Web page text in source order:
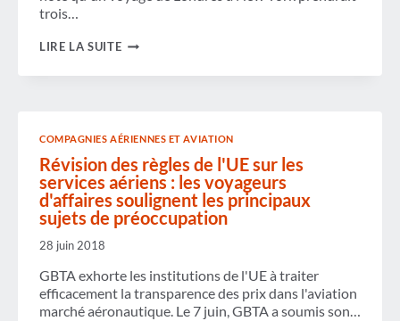
trois…
LIRE LA SUITEL'ÉVOLUTION
COMPAGNIES AÉRIENNES ET AVIATION
Révision des règles de l'UE sur les
services aériens : les voyageurs
d'affaires soulignent les principaux
sujets de préoccupation
28 juin 2018
GBTA exhorte les institutions de l'UE à traiter
efficacement la transparence des prix dans l'aviation
marché aéronautique. Le 7 juin, GBTA a soumis son…